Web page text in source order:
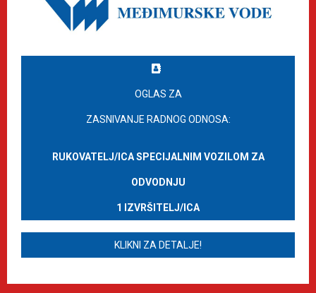
OGLAS ZA
ZASNIVANJE RADNOG ODNOSA:
RUKOVATELJ/ICA SPECIJALNIM VOZILOM ZA
ODVODNJU
1 IZVRŠITELJ/ICA
KLIKNI ZA DETALJE!